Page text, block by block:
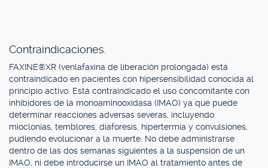
Contraindicaciones.
FAXINE®XR (venlafaxina de liberación prolongada) está
contraindicado en pacientes con hipersensibilidad conocida al
principio activo. Está contraindicado el uso concomitante con
inhibidores de la monoaminooxidasa (IMAO) ya que puede
determinar reacciones adversas severas, incluyendo
mioclonías, temblores, diaforesis, hipertermia y convulsiones,
pudiendo evolucionar a la muerte. No debe administrarse
dentro de las dos semanas siguientes a la suspensión de un
IMAO, ni debe introducirse un IMAO al tratamiento antes de